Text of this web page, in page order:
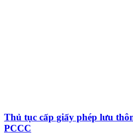
Thủ tục cấp giấy phép lưu
PCCC